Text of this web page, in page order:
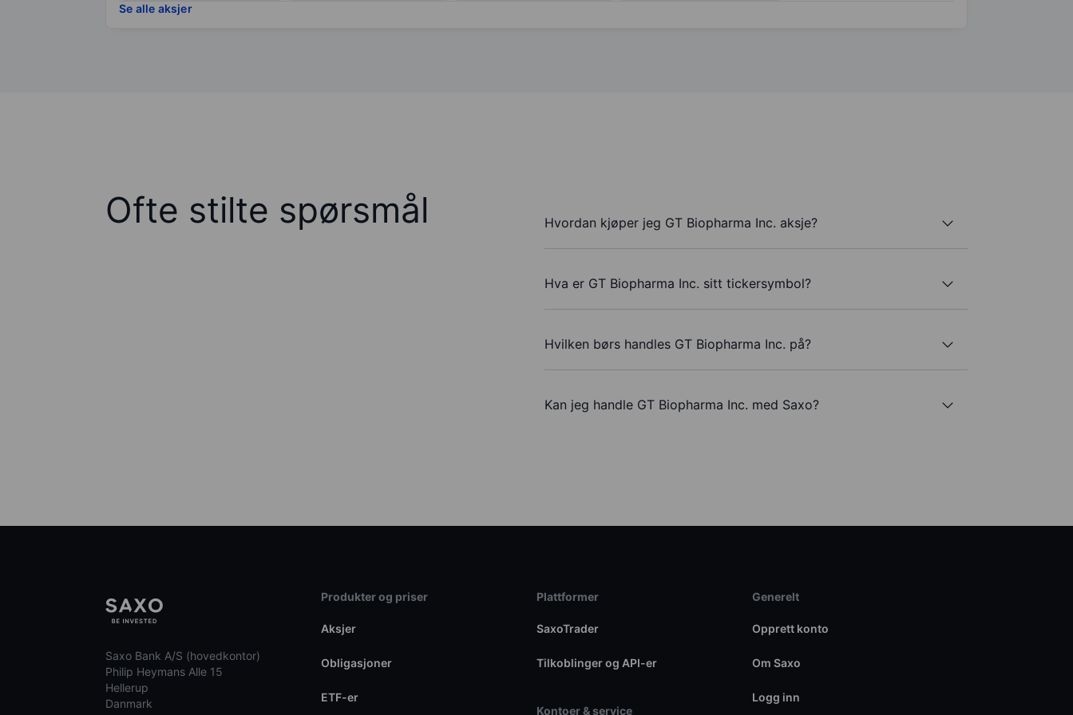
Se alle aksjer
Ofte stilte spørsmål Hvordan kjøper jeg GT Biopharma Inc. aksje?
Hva er GT Biopharma Inc. sitt tickersymbol?
Hvilken børs handles GT Biopharma Inc. på?
Kan jeg handle GT Biopharma Inc. med Saxo?
Saxo Bank A/S (hovedkontor)
Philip Heymans Alle 15
Hellerup
Danmark
Produkter og priser
Aksjer
Obligasjoner
ETF-er
Plattformer
SaxoTrader
Tilkoblinger og API-er
Kontoer & service
Generelt
Opprett konto
Om Saxo
Logg inn